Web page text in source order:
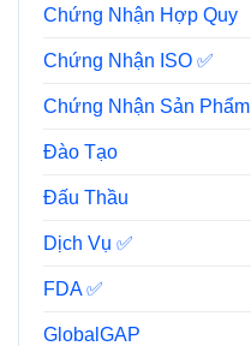
Chứng Nhận Hợp Quy
Chứng Nhận ISO ✅
Chứng Nhận Sản Phẩm
Đào Tạo
Đấu Thầu
Dịch Vụ ✅
FDA ✅
GlobalGAP